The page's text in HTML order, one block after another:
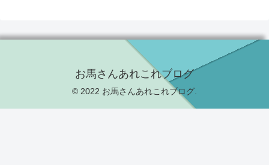
お馬さんあれこれブログ
© 2022 お馬さんあれこれブログ.